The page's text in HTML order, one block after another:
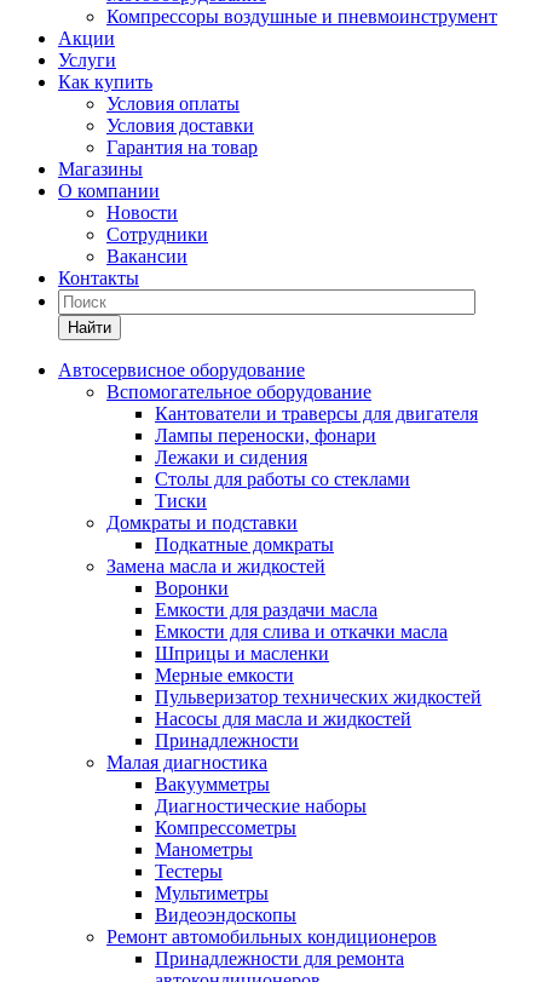
Компрессоры воздушные и пневмоинструмент
Акции
Услуги
Как купить
Условия оплаты
Условия доставки
Гарантия на товар
Магазины
О компании
Новости
Сотрудники
Вакансии
Контакты
Найти
Автосервисное оборудование
Вспомогательное оборудование
Кантователи и траверсы для двигателя
Лампы переноски, фонари
Лежаки и сидения
Столы для работы со стеклами
Тиски
Домкраты и подставки
Подкатные домкраты
Замена масла и жидкостей
Воронки
Емкости для раздачи масла
Емкости для слива и откачки масла
Шприцы и масленки
Мерные емкости
Пульверизатор технических жидкостей
Насосы для масла и жидкостей
Принадлежности
Малая диагностика
Вакуумметры
Диагностические наборы
Компрессометры
Манометры
Тестеры
Мультиметры
Видеоэндоскопы
Ремонт автомобильных кондиционеров
Принадлежности для ремонта